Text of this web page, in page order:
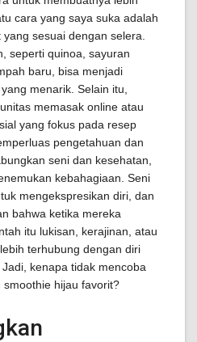
cara yang saya suka adalah
sesuai dengan selera.
seperti quinoa, sayuran
baru, bisa menjadi
menarik. Selain itu,
memasak online atau
yang fokus pada resep
pengetahuan dan
seni dan kesehatan,
kebahagiaan. Seni
mengekspresikan diri, dan
bahwa ketika mereka
itu lukisan, kerajinan, atau
terhubung dengan diri
kenapa tidak mencoba
hijau favorit?